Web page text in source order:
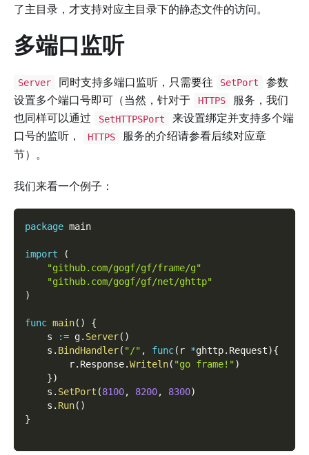
了主目录，才支持对应主目录下的静态文件的访问。
多端口监听
Server 同时支持多端口监听，只需要往 SetPort
参数
设置多个端口号即可（当然，针对于
HTTPS
服务，我们
也同样可以通过
SetHTTPSPort
来设置绑定并支持多个端
口号的监听，
HTTPS
服务的介绍请参看后续对应章
节）。
我们来看一个例子：
package main
import
(
"github.com/gogf/gf/frame/g"
"github.com/gogf/gf/net/ghttp"
)
func main( )
{
    s
:= g. Server( )
    s
. BindHandler( "/" , func( r *ghttp. Request){
        r
. Response.Writeln( "go frame!")
})
    s
. SetPort (8100, 8200, 8300)
    s
. Run( )
}